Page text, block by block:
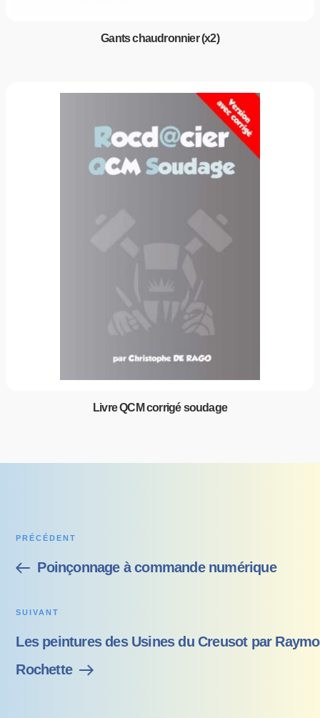
Gants chaudronnier (x2)
Livre QCM corrigé soudage
PRÉCÉDENT
Poinçonnage à commande numérique
SUIVANT
Les peintures des Usines du Creusot par
Rochette